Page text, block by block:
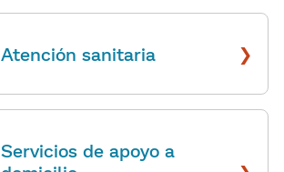
Atención sanitaria ›
Servicios de apoyo a